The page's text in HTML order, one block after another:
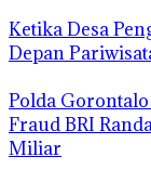
Ketika Desa
Depan
Polda
Fraud BRI
Miliar